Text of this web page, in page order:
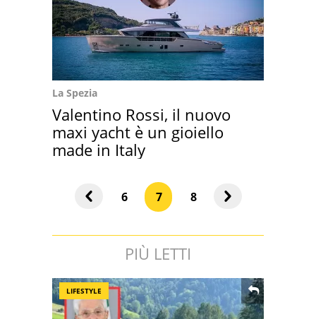
La Spezia
Valentino Rossi, il nuovo
maxi yacht è un gioiello
made in Italy
6 7 8
PIÙ LETTI
LIFESTYLE